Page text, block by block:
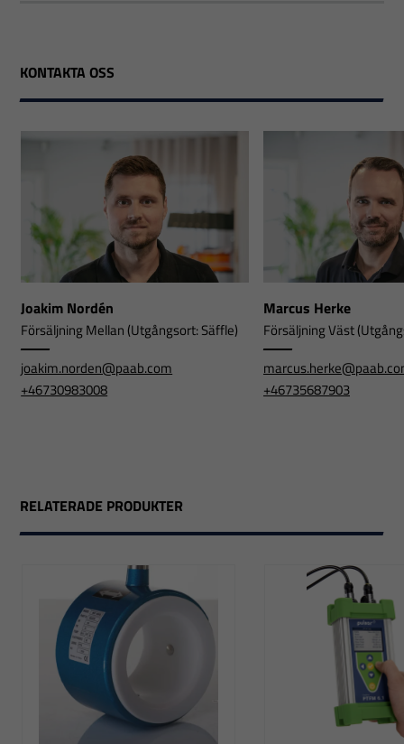
KONTAKTA OSS
Joakim Nordén
Försäljning Mellan (Utgångsort: Säffle)
joakim.norden@paab.com
+46730983008
Marcus Herke
Försäljning Väst
+46735687903
RELATERADE PRODUKTER